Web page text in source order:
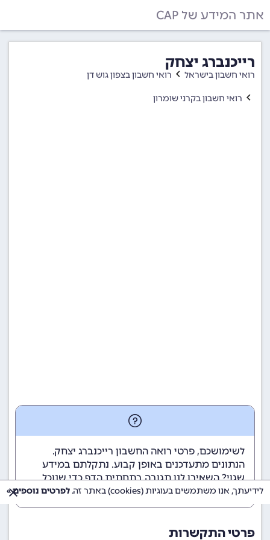
אתר המידע של CAP
רייכנברג יצחק
רואי חשבון בישראל רואי חשבון בצפון גוש דן
רואי חשבון בקרני שומרון
לשימושכם, פרטי רואה החשבון רייכנברג יצחק.
הנתונים מתעדכנים באופן קבוע. נתקלתם במידע
שגוי? השאירו לנו תגובה בתחתית הדף כדי שנוכל
לטפל בבעיה בהקדם.
פרטי התקשרות
לידיעתך, אנו משתמשים בעוגיות (cookies) באתר זה. לפרטים נוספים »